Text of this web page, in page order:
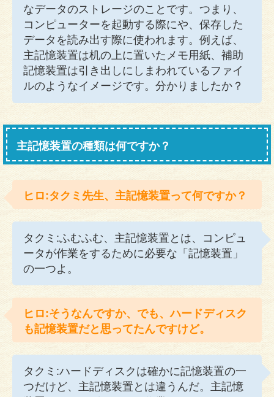
なデータのストレージのことです。つまり、
コンピューターを起動する際にや、保存した
データを読み出す際に使われます。例えば、
主記憶装置は机の上に置いたメモ用紙、補助
記憶装置は引き出しにしまわれているファイ
ルのようなイメージです。分かりましたか？
主記憶装置の種類は何ですか？
ヒロ:タクミ先生、主記憶装置って何ですか？
タクミ:ふむふむ、主記憶装置とは、コンピュ
ータが作業をするために必要な「記憶装置」
の一つよ。
ヒロ:そうなんですか、でも、ハードディスク
も記憶装置だと思ってたんですけど。
タクミ:ハードディスクは確かに記憶装置の一
つだけど、主記憶装置とは違うんだ。主記憶